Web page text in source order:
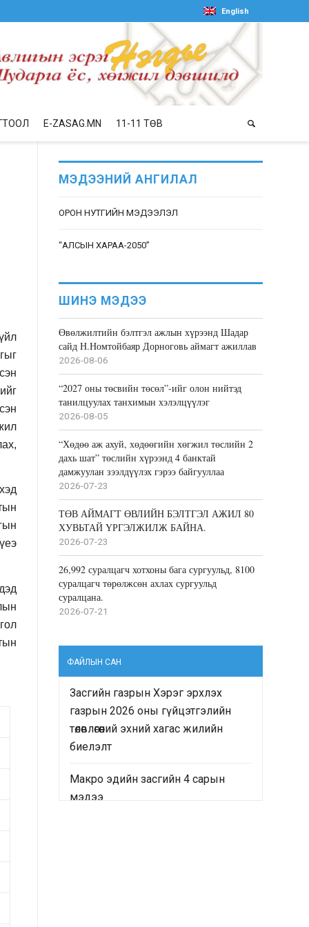
English
E-ZASAG.MN 11-11 ТӨВ
МЭДЭЭНИЙ АНГИЛАЛ
ОРОН НУТГИЙН МЭДЭЭЛЭЛ
“АЛСЫН ХАРАА-2050”
ШИНЭ МЭДЭЭ
Өвөлжилтийн бэлтгэл ажлын хүрээнд Шадар
сайд Н.Номтойбаяр Дорноговь аймагт ажиллав
2026-08-06
“2027 оны төсвийн төсөл”-ийг олон нийтэд
танилцуулах танхимын хэлэлцүүлэг
2026-08-05
“Хөдөө аж ахуй, хөдөөгийн хөгжил төслийн 2
дахь шат” төслийн хүрээнд 4 банктай
дамжуулан зээлдүүлэх гэрээ байгууллаа
2026-07-23
ТӨВ АЙМАГТ ӨВЛИЙН БЭЛТГЭЛ АЖИЛ 80
ХУВЬТАЙ ҮРГЭЛЖИЛЖ БАЙНА.
2026-07-23
26,992 суралцагч хотхоны бага сургуульд, 8100
суралцагч төрөлжсөн ахлах сургуульд
суралцана.
2026-07-21
ФАЙЛЫН САН
Засгийн газрын Хэрэг эрхлэх
газрын 2026 оны гүйцэтгэлийн
төлөвлөгөөний эхний хагас жилийн
биелэлт
Макро эдийн засгийн 4 сарын
мэдээ